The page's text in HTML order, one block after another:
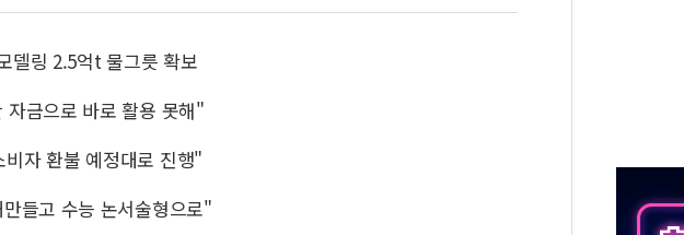
양주 섬유염색공장서 화재 1명 중상…대응 1단계 진압 중
주한미군 "오산기지 누출, 백린 아닌 무해한 표면 부식 물질"
델링 2.5억t 물그릇 확보
금으로 바로 활용 못해"
자 환불 예정대로 진행"
들고 수능 논서술형으로"